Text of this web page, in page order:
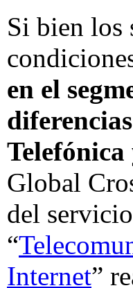
Si bien los
en el
Global
del
“
Internet”